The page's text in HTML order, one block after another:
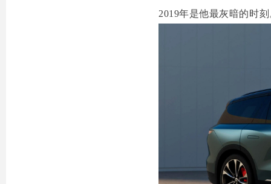
2019年是他最灰暗的时